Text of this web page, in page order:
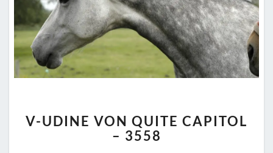
UDINE
VON
V-UDINE VON QUITE CAPITOL
– 3558